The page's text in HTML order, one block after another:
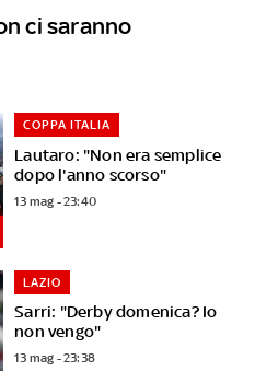
ci saranno
Lautaro: "Non era semplice
dopo l'anno scorso"
COPPA ITALIA
13 mag - 23:40
Sarri: "Derby domenica? Io
non vengo"
LAZIO
13 mag - 23:38